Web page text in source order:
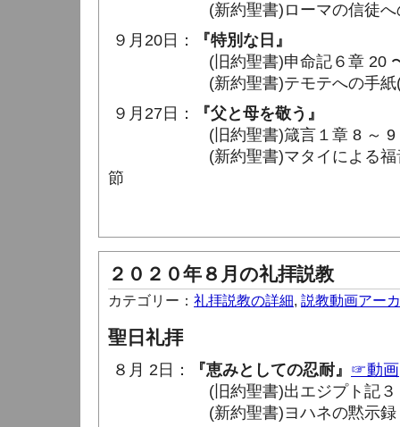
(新約聖書)ローマの信徒への手
９月20日：
『特別な日』
(旧約聖書)申命記６章 20 〜
(新約聖書)テモテへの手紙(一)
９月27日：
『父と母を敬う』
(旧約聖書)箴言１章 8 ～ 9
(新約聖書)マタイによる福音
節
２０２０年８月の礼拝説教
カテゴリー： 礼拝説教の詳細, 説教動画アー
聖日礼拝
８月 2日： 『恵みとしての忍耐』 ☞動画
(旧約聖書)出エジプト記３４
(新約聖書)ヨハネの黙示録３